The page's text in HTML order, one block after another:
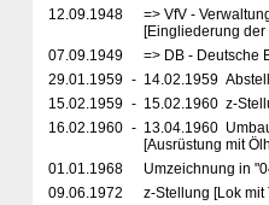
12.09.1948
=> VfV -
[Eingliederung
07.09.1949
=> DB - Deutsche
29.01.1959 - 14.02.1959
15.02.1959 - 15.02.1960 z-
16.02.1960 - 13.04.1960
[Ausrüstung mit
01.01.1968
Umzeichnung in
09.06.1972
z-Stellung [Lok mit